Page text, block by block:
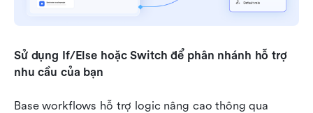
Sử dụng If/Else hoặc Switch để phân nhánh hỗ trợ
nhu cầu của bạn